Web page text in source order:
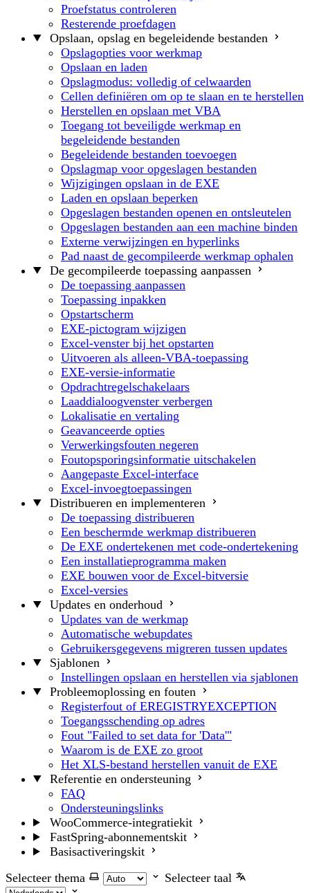
Proefstatus controleren
Resterende proefdagen
Opslaan, opslag en begeleidende bestanden
Opslagopties voor werkmap
Opslaan en laden
Opslagmodus: volledig of celwaarden
Cellen definiëren om op te slaan en te herstellen
Herstellen en opslaan met VBA
Toegang tot beveiligde werkmap en
begeleidende bestanden
Begeleidende bestanden toevoegen
Opslagmap voor opgeslagen bestanden
Wijzigingen opslaan in de EXE
Laden en opslaan beperken
Opgeslagen bestanden openen en ontsleutelen
Opgeslagen bestanden aan een machine binden
Externe verwijzingen en hyperlinks
Pad naast de gecompileerde werkmap ophalen
De gecompileerde toepassing aanpassen
De toepassing aanpassen
Toepassing inpakken
Opstartscherm
EXE-pictogram wijzigen
Excel-venster bij het opstarten
Uitvoeren als alleen-VBA-toepassing
EXE-versie-informatie
Opdrachtregelschakelaars
Laaddialoogvenster verbergen
Lokalisatie en vertaling
Geavanceerde opties
Verwerkingsfouten negeren
Foutopsporingsinformatie uitschakelen
Aangepaste Excel-interface
Excel-invoegtoepassingen
Distribueren en implementeren
De toepassing distribueren
Een beschermde werkmap distribueren
De EXE ondertekenen met code-ondertekening
Een installatieprogramma maken
EXE bouwen voor de Excel-bitversie
Excel-versies
Updates en onderhoud
Updates van de werkmap
Automatische webupdates
Gebruikersgegevens migreren tussen updates
Sjablonen
Instellingen opslaan en herstellen via sjablonen
Probleemoplossing en fouten
Registerfout of EREGISTRYEXCEPTION
Toegangsschending op adres
Fout "Failed to set data for 'Data'"
Waarom is de EXE zo groot
Het XLS-bestand herstellen vanuit de EXE
Referentie en ondersteuning
FAQ
Ondersteuningslinks
WooCommerce-integratiekit
FastSpring-abonnementskit
Basisactiveringskit
Selecteer thema
Selecteer taal